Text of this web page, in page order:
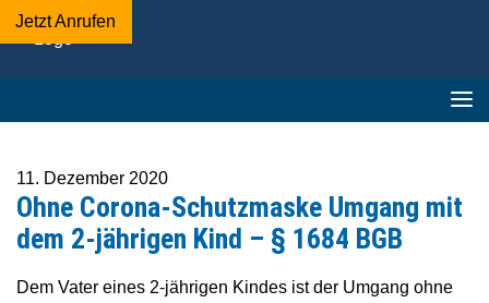
Jetzt Anrufen
Fachanwaltskanzlei
Mediation
11. Dezember 2020
Ohne Corona-Schutzmaske Umgang mit
dem 2-jährigen Kind – § 1684 BGB
Dem Vater eines 2-jährigen Kindes ist der Umgang ohne